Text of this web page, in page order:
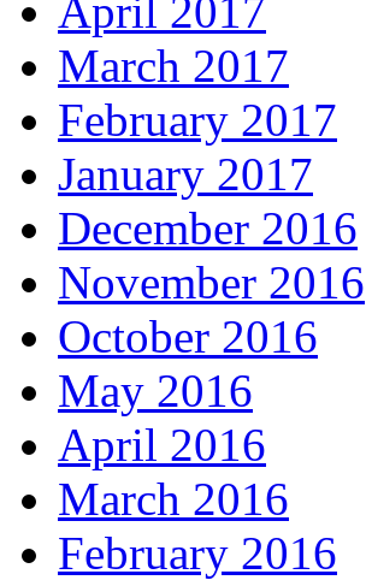
April 2017
March 2017
February 2017
January 2017
December 2016
November 2016
October 2016
May 2016
April 2016
March 2016
February 2016